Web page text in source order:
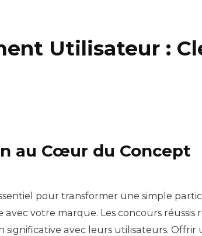
Utilisateur :
au Cœur du Concept
pour transformer une simple
votre marque. Les concours réussis
significative avec leurs utilisateurs. Offrir